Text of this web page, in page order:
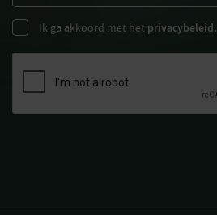
Ik ga akkoord met het privacybeleid.